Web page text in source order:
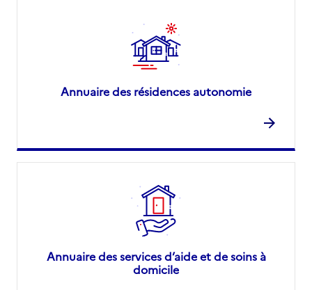
Annuaire des résidences autonomie
Annuaire des services d’aide et de soins à
domicile